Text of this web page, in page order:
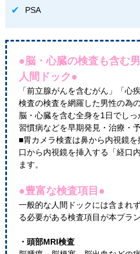
PSA
●脳・心臓の検査も含む
人間ドック●
「前立腺がんを含むがん」「心
検査の検査を網羅した男性の為
脳・心臓を含む全身を1日でし
習慣病などを早期発見・治療・
■胃カメラ検査は鼻から内視鏡
口から内視鏡を挿入する「経口
ます。
●豊富な検査項目●
一般的な人間ドックには含まれ
る必要がある検査項目が本プラ
・頭部MRI検査